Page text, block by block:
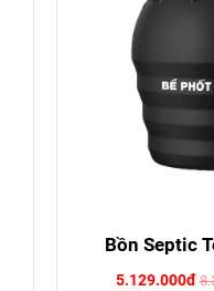
Bồn Septic
5.129.000đ